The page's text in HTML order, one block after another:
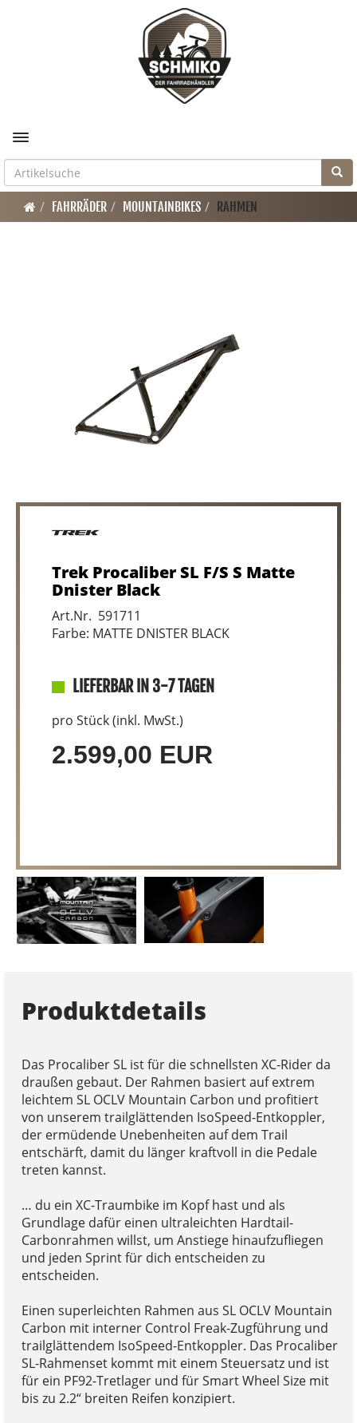
Toggle navigation
FAHRRÄDER MOUNTAINBIKES RAHMEN
Trek Procaliber SL F/S S Matte
Dnister Black
Art.Nr. 591711
Farbe: MATTE DNISTER BLACK
LIEFERBAR IN 3-7 TAGEN
pro Stück (inkl. MwSt.)
2.599,00 EUR
Produktdetails
Das Procaliber SL ist für die schnellsten XC-Rider da
draußen gebaut. Der Rahmen basiert auf extrem
leichtem SL OCLV Mountain Carbon und profitiert
von unserem trailglättenden IsoSpeed-Entkoppler,
der ermüdende Unebenheiten auf dem Trail
entschärft, damit du länger kraftvoll in die Pedale
treten kannst.
… du ein XC-Traumbike im Kopf hast und als
Grundlage dafür einen ultraleichten Hardtail-
Carbonrahmen willst, um Anstiege hinaufzufliegen
und jeden Sprint für dich entscheiden zu
entscheiden.
Einen superleichten Rahmen aus SL OCLV Mountain
Carbon mit interner Control Freak-Zugführung und
trailglättendem IsoSpeed-Entkoppler. Das Procaliber
SL-Rahmenset kommt mit einem Steuersatz und ist
für ein PF92-Tretlager und für Smart Wheel Size mit
bis zu 2.2“ breiten Reifen konzipiert.